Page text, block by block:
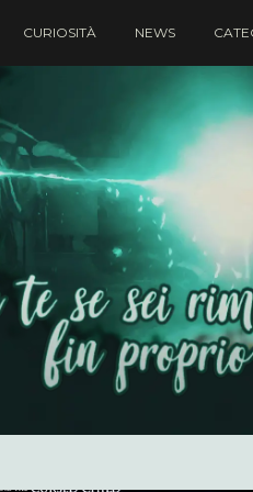
CURIOSITÀ NEWS
rimasto